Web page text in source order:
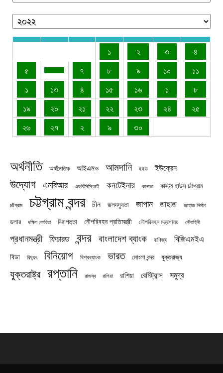
১ ২ ৩
৪
৫
৭ ৮ ৯ ১০
১১
১
১৩ ৪ ১৫ ১৬ ১
৮
১৯
২০ ২১ ২২ ২৩ ২৪
২৫
২৬
২৭ ২ ৯ ৩০
অর্থনীতি অর্থনৈতিক আইএমও আমদানি ইইউ ইউক্রেন
উদ্যোগ এনবিআর এফবিসিসিআই কনটেইনার কানাডা কাস্টম হাউস চট্টগ্রাম
চট্টগ্রাম চট্টগ্রাম বন্দর চীন জলদস্যুতা জাপান জাহাজ জাহাজ নির্মাণ
ডলার দক্ষিণ কোরিয়া নিরাপত্তা নৌপরিবহন প্রতিমন্ত্রী নৌপরিবহন মন্ত্রণালয় নৌবাহিনী
প্রধানমন্ত্রী ফিচারড বন্দর বাংলাদেশ ব্যাংক বাণিজ্য বিজিএমইএ
বিডা বিদ্যুৎ বিনিয়োগ বিশ্বব্যাংক ভারত মোংলা বন্দর যুক্তরাজ্য
যুক্তরাষ্ট্র রপ্তানি রাজস্ব রাশিয়া রাশিয়া রেমিট্যান্স সমুদ্র